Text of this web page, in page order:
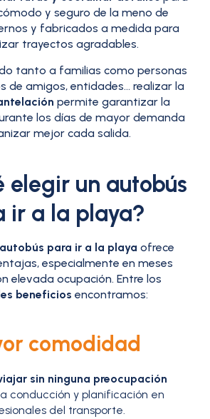
y seguro de la meno de
y fabricados a medida para
trayectos agradables.
tanto a familias como personas
de amigos, entidades… realizar la
permite garantizar la
los días de mayor demanda
mejor cada salida.
elegir un autobús
ir a la playa?
autobús para ir a la playa ofrece
especialmente en meses
elevada ocupación. Entre los
beneficios encontramos:
comodidad
sin ninguna preocupación
conducción y planificación en
del transporte.